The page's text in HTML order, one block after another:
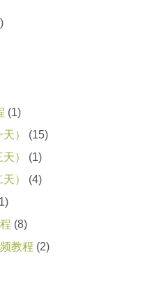
(1)
）
(15)
）
(1)
）
(4)
(8)
教程 (2)